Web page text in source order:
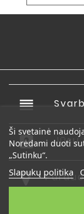
reorder
account_box Jūsų
Ši svetainė
Norėdami duoti
„Sutinku“.
Slapukų politika